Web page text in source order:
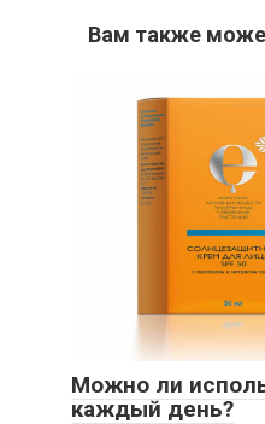
Вам также
Можно ли
каждый день?